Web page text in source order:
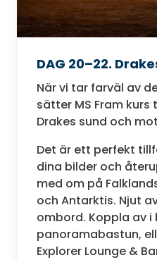
DAG 20–22.
När vi tar farväl av
sätter MS Fram
Drakes sund och
Det är ett perfekt
dina bilder och
med om på
och Antarktis. Njut
ombord. Koppla av
panoramabastun,
Explorer Lounge &